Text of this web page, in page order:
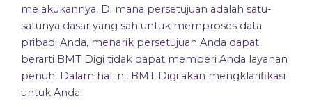
melakukannya. Di mana persetujuan adalah satu-
satunya dasar yang sah untuk memproses data
pribadi Anda, menarik persetujuan Anda dapat
berarti BMT Digi tidak dapat memberi Anda layanan
penuh. Dalam hal ini, BMT Digi akan mengklarifikasi
untuk Anda.